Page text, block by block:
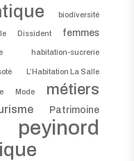
biodiversité
Dissident femmes
habitation-sucrerie
L’Habitation La Salle
Mode métiers
Patrimoine
peyinord